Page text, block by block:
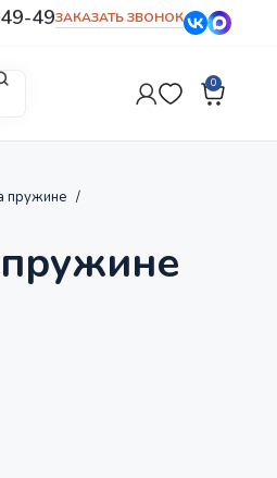
49ЗАКАЗАТЬ ЗВОНОК
0
пружине